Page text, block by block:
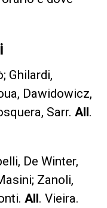
Ghilardi,
Dawidowicz,
Sarr. All .
De Winter,
Zanoli,
All . Vieira.